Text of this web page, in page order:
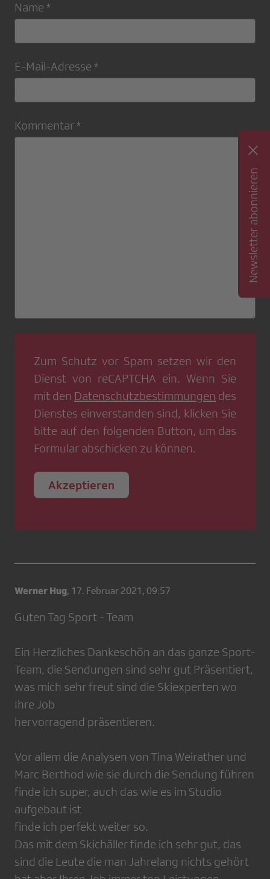
Name *
E-Mail-Adresse *
Kommentar *
Zum Schutz vor Spam setzen wir den
Dienst von reCAPTCHA ein. Wenn Sie
mit den Datenschutzbestimmungen des
Dienstes einverstanden sind, klicken Sie
bitte auf den folgenden Button, um das
Formular abschicken zu können.
Akzeptieren
Werner Hug, 17. Februar 2021, 09:57
Guten Tag Sport - Team
Ein Herzliches Dankeschön an das ganze Sport-
Team, die Sendungen sind sehr gut Präsentiert,
was mich sehr freut sind die Skiexperten wo
Ihre Job
hervorragend präsentieren.
Vor allem die Analysen von Tina Weirather und
Marc Berthod wie sie durch die Sendung führen
finde ich super, auch das wie es im Studio
aufgebaut ist
finde ich perfekt weiter so.
Das mit dem Skichäller finde ich sehr gut, das
sind die Leute die man Jahrelang nichts gehört
Newsletter abonnieren